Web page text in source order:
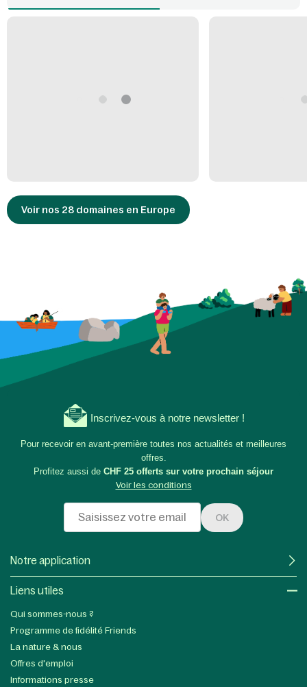
Voir nos 28 domaines en Europe
Inscrivez-vous à notre newsletter !
Pour recevoir en avant-première toutes nos actualités et meilleures
offres.
Profitez aussi de CHF 25 offerts sur votre prochain séjour
Voir les conditions
OK
Notre application
Liens utiles​
Qui sommes-nous ?
Programme de fidélité Friends
La nature & nous
Offres d'emploi
Informations presse